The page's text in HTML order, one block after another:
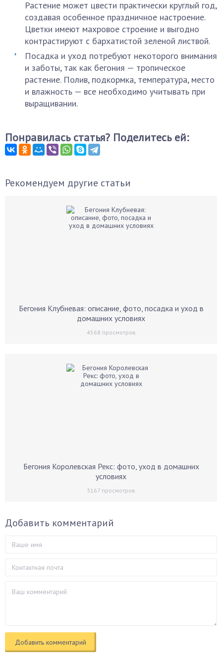
Растение может цвести практически круглый год,
создавая особенное праздничное настроение.
Цветки имеют махровое строение и выгодно
контрастируют с бархатистой зеленой листвой.
Посадка и уход потребуют некоторого внимания
и заботы, так как бегония — тропическое
растение. Полив, подкормка, температура, место
и влажность — все необходимо учитывать при
выращивании.
Понравилась статья? Поделитесь ей:
Рекомендуем другие статьи
Бегония Клубневая: описание, фото, посадка и уход в
домашних условиях
4568 просмотров
Бегония Королевская Рекс: фото, уход в домашних
условиях
3167 просмотров
Добавить комментарий